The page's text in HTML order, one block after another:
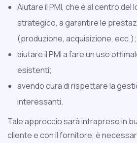
Aiutare il PMI, che è al centro del
strategico, a garantire le
(produzione, acquisizione, ecc.);
aiutare il PMI a fare un uso
esistenti;
avendo cura di rispettare la
interessanti.
Tale approccio sarà intrapreso in
cliente e con il fornitore, è